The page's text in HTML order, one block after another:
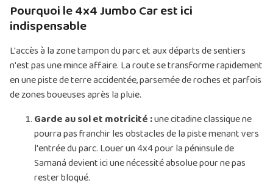
Pourquoi le 4x4 Jumbo Car est ici
indispensable
L'accès à la zone tampon du parc et aux départs de sentiers
n'est pas une mince affaire. La route se transforme rapidement
en une piste de terre accidentée, parsemée de roches et parfois
de zones boueuses après la pluie.
Garde au sol et motricité :une citadine classique ne
pourra pas franchir les obstacles de la piste menant vers
l'entrée du parc. Louer un 4x4 pour la péninsule de
Samaná devient ici une nécessité absolue pour ne pas
rester bloqué.